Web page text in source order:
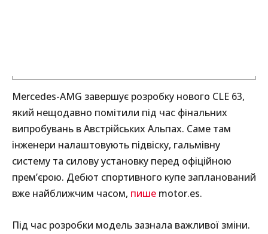
Mercedes-AMG завершує розробку нового CLE 63,
який нещодавно помітили під час фінальних
випробувань в Австрійських Альпах. Саме там
інженери налаштовують підвіску, гальмівну
систему та силову установку перед офіційною
прем’єрою. Дебют спортивного купе запланований
вже найближчим часом, пише motor.es.
Під час розробки модель зазнала важливої зміни.